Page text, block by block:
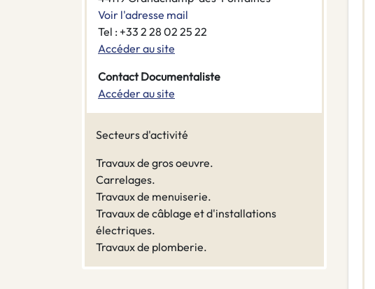
Voir l'adresse mail
Tel : +33 2 28 02 25 22
Accéder au site
Contact Documentaliste
Accéder au site
Secteurs d'activité
Travaux de gros oeuvre.
Carrelages.
Travaux de menuiserie.
Travaux de câblage et d'installations
électriques.
Travaux de plomberie.